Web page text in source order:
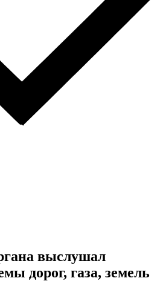
выслушал
дорог, газа, земель